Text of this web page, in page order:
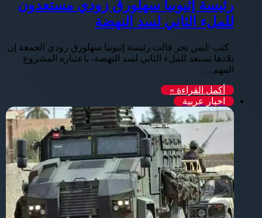
رئيسة إثيوبيا سهلورق زودي مستعدون
للملء الثاني لسد النهضة
كتب /ايمن بحر قالت رئيسة إثيوبيا سهلورق زودي الجمعة إن
بلادها تستعد للملء الثاني لسد النهضة، باعتباره المشروع
المهم…
أكمل القراءة »
اخبار عربية